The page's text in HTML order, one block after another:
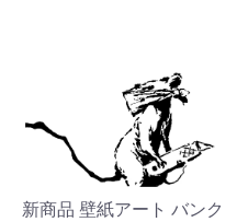
新商品 壁紙アート バンク